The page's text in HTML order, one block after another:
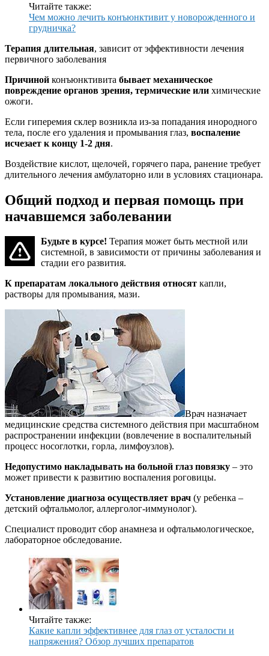
Читайте также:
Чем можно лечить конъюнктивит у новорожденного и
грудничка?
Терапия длительная, зависит от эффективности лечения
первичного заболевания
Причиной конъюнктивита бывает механическое
повреждение органов зрения, термические или химические
ожоги.
Если гиперемия склер возникла из-за попадания инородного
тела, после его удаления и промывания глаз, воспаление
исчезает к концу 1-2 дня.
Воздействие кислот, щелочей, горячего пара, ранение требует
длительного лечения амбулаторно или в условиях стационара.
Общий подход и первая помощь при
начавшемся заболевании
Будьте в курсе! Терапия может быть местной или
системной, в зависимости от причины заболевания и
стадии его развития.
К препаратам локального действия относят капли,
растворы для промывания, мази.
Врач назначает
медицинские средства системного действия при масштабном
распространении инфекции (вовлечение в воспалительный
процесс носоглотки, горла, лимфоузлов).
Недопустимо накладывать на больной глаз повязку – это
может привести к развитию воспаления роговицы.
Установление диагноза осуществляет врач (у ребенка –
детский офтальмолог, аллерголог-иммунолог).
Специалист проводит сбор анамнеза и офтальмологическое,
лабораторное обследование.
Читайте также:
Какие капли эффективнее для глаз от усталости и
напряжения? Обзор лучших препаратов